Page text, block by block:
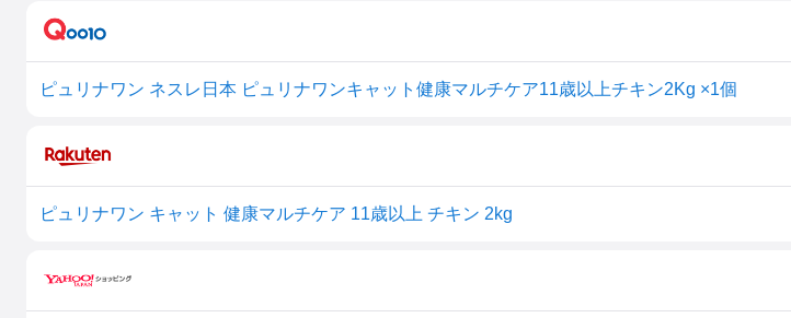
ピュリナワン ネスレ日本 ピュリナワンキャット健康マルチケア11歳以上チキン2Kg ×1個
ピュリナワン キャット 健康マルチケア 11歳以上 チキン 2kg